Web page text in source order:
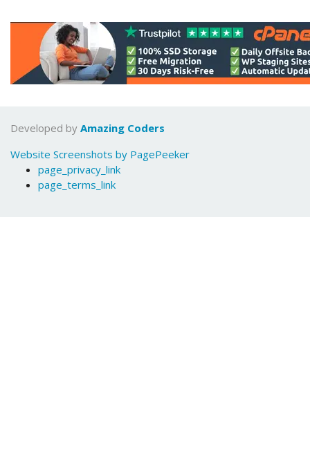
Developed by Amazing Coders
Website Screenshots by PagePeeker
page_privacy_link
page_terms_link